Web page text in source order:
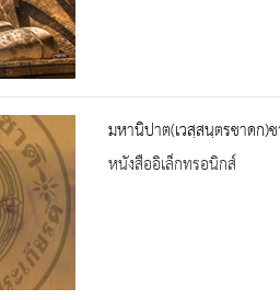
มหานิปาต(เวสฺสนฺตรชาดก
หนังสืออิเล็กทรอนิกส์